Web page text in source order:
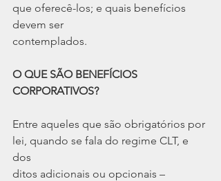
que oferecê-los; e quais benefícios
devem ser
contemplados.
O QUE SÃO BENEFÍCIOS
CORPORATIVOS?
Entre aqueles que são obrigatórios por
lei, quando se fala do regime CLT, e
dos
ditos adicionais ou opcionais –